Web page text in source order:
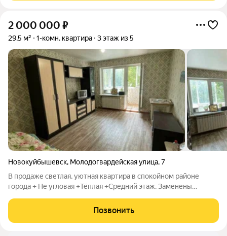
2 000 000 ₽
29,5 м² 1-комн. квартира 3 этаж из 5
Новокуйбышевск, Молодогвардейская улица,7
В продаже светлая, уютная квартира в спокойном районе
города + Не угловая +Тёплая +Средний этаж. Заменены
балкон, остекление под ключ с выносом. Продаётся с мебелью
и техникой. Состояние квартиры
Позвонить